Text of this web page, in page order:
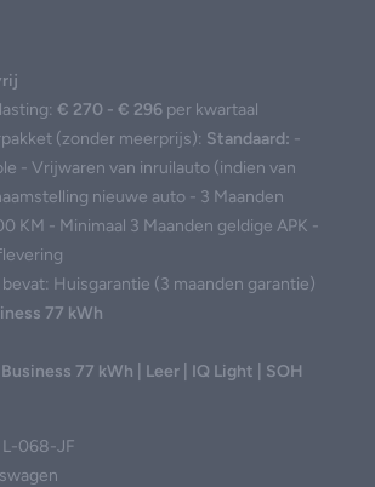
€ 270 - € 296 per kwartaal
(zonder meerprijs): Standaard: -
- Vrijwaren van inruilauto (indien van
nieuwe auto - 3 Maanden
KM - Minimaal 3 Maanden geldige APK -
Huisgarantie (3 maanden garantie)
77 kWh
77 kWh | Leer | IQ Light | SOH
L-068-JF